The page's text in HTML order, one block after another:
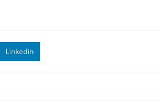
Linkedin